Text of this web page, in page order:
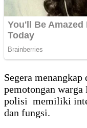
Segera
pemotongan
polisi memiliki
dan fungsi.